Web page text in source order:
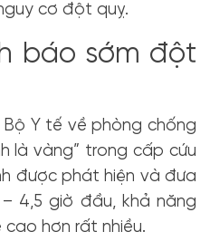
cơ đột quỵ.
báo sớm đột
Y tế về phòng chống
là vàng” trong cấp cứu
được phát hiện và đưa
4,5 giờ đầu, khả năng
hơn rất nhiều.